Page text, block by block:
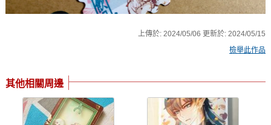
上傳於:2024/05/06 更新於:2024/05/15
檢舉此作品
其他相關周邊